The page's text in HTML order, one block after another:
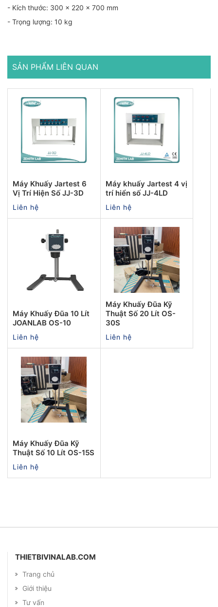
- Kích thước: 300 x 220 x 700 mm
- Trọng lượng: 10 kg
SẢN PHẨM LIÊN QUAN
Máy Khuấy Jartest 6
Vị Trí Hiện Số JJ-3D
Liên hệ
Máy khuấy Jartest 4 vị
trí hiển số JJ-4LD
Liên hệ
Máy Khuấy Đũa 10 Lít
JOANLAB OS-10
Liên hệ
Máy Khuấy Đũa Kỹ
Thuật Số 20 Lít OS-
30S
Liên hệ
Máy Khuấy Đũa Kỹ
Thuật Số 10 Lít OS-15S
Liên hệ
THIETBIVINALAB.COM
Trang chủ
Giới thiệu
Tư vấn